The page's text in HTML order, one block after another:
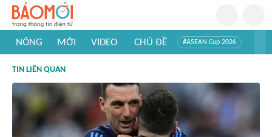
NÓNG MỚI VIDEO CHỦ ĐỀ #ASEAN Cup 2026
#Khám phá thế giới
TIN LIÊN QUAN